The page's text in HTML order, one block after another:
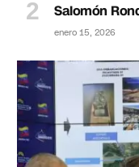
Salomón
enero 15, 2026